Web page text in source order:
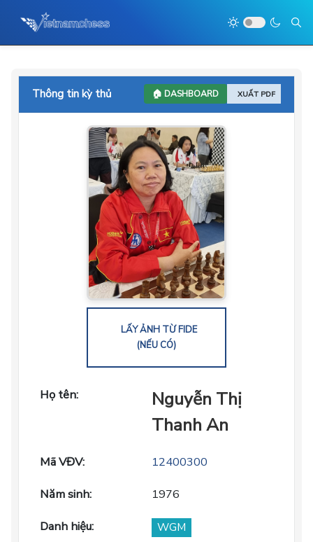
Thông tin kỳ thủ 🏠 DASHBOARD XUẤT PDF
LẤY ẢNH TỪ FIDE
(NẾU CÓ)
Họ tên:
Nguyễn Thị
Thanh An
Mã VĐV:
12400300
Năm sinh:
1976
Danh hiệu:
WGM